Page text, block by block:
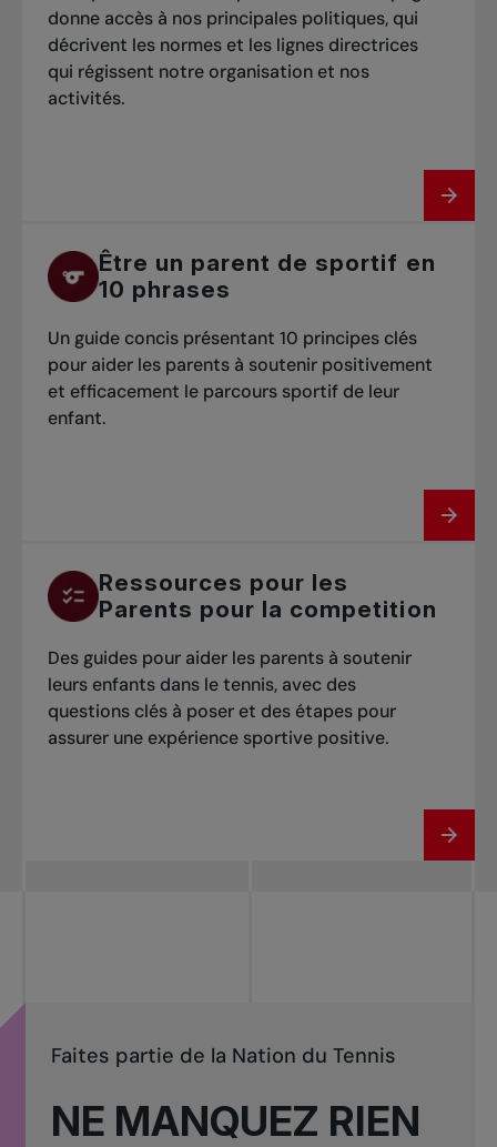
donne accès à nos principales politiques, qui
décrivent les normes et les lignes directrices
qui régissent notre organisation et nos
activités.
Être un parent de sportif en
10 phrases
Un guide concis présentant 10 principes clés
pour aider les parents à soutenir positivement
et efficacement le parcours sportif de leur
enfant.
Ressources pour les
Parents pour la competition
Des guides pour aider les parents à soutenir
leurs enfants dans le tennis, avec des
questions clés à poser et des étapes pour
assurer une expérience sportive positive.
NE MANQUEZ RIEN
Faites partie de la Nation du Tennis